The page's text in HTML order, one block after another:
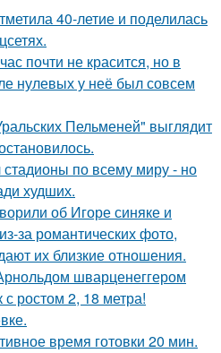
40-летие и поделилась
почти не красится, но в
нулевых у неё был совсем
Пельменей" выглядит
по всему миру - но
худших.
об Игоре синяке и
за романтических фото,
их близкие отношения.
шварценеггером
ростом 2, 18 метра!
время готовки 20 мин.